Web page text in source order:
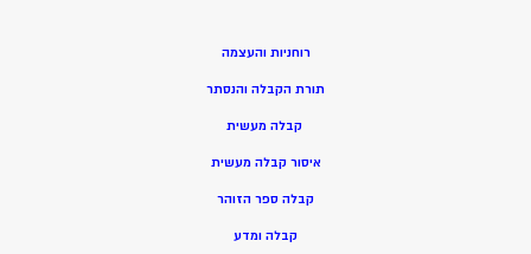
רוחניות והעצמה
תורת הקבלה והנסתר
קבלה מעשית
איסור קבלה מעשית
קבלה ספר הזוהר
קבלה ומדע